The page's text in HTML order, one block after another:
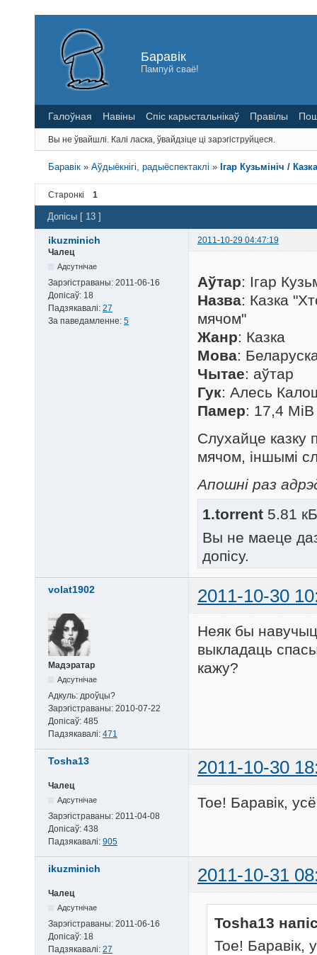
Баравік
Пампуй сваё!
Галоўная Навіны Спіс карыстальнікаў Правілы
Вы не ўвайшлі. Калі ласка, ўвайдзіце ці зарэгіструйцеся.
Баравік »Аўдыёкнігі, радыёспектаклі » Ігар Кузьмініч /
Старонкі 1
Допісы [ 13 ]
ikuzminich
2011-10-29 04:47:19
Чалец
Адсутнічае
Зарэгістраваны: 2011-06-16
Допісаў: 18
Падзякавалі: 27
За паведамленне: 5
Аўтар: Ігар
Назва: Казка
мячом"
Жанр: Казка
Мова:
Чытае: аўтар
Гук: Алесь
Памер: 17,4 MiB
Слухайце казку
мячом, іншымі
Апошні раз
1.torrent 5.81
Вы не маеце
допісу.
volat1902 2011-10-30
Мадэратар
Адсутнічае
Адкуль: дроўцы?
Зарэгістраваны: 2010-07-22
Допісаў: 485
Падзякавалі: 471
Неяк бы
выкладаць
кажу?
Tosha13 2011-10-30
Чалец
Адсутнічае
Зарэгістраваны: 2011-04-08
Допісаў: 438
Падзякавалі: 905
Тое! Баравік,
ikuzminich 2011-10-31
Чалец
Адсутнічае
Зарэгістраваны: 2011-06-16
Допісаў: 18
Падзякавалі: 27
Tosha13
Тое! Баравік,